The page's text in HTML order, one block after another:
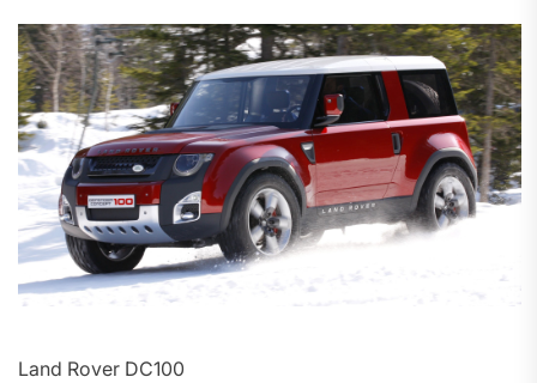
Land Rover DC100